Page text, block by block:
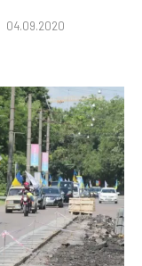
04.09.2020